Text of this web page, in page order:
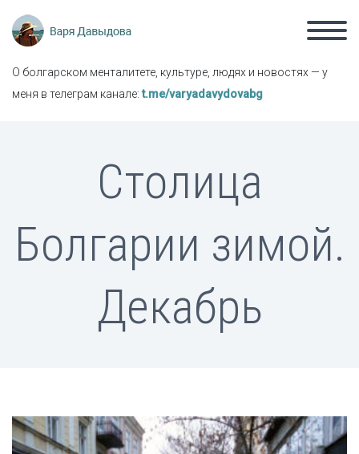
О болгарском менталитете, культуре, людях и новостях — у
меня в телеграм канале:t.me/varyadavydovabg
Столица
Болгарии зимой.
Декабрь